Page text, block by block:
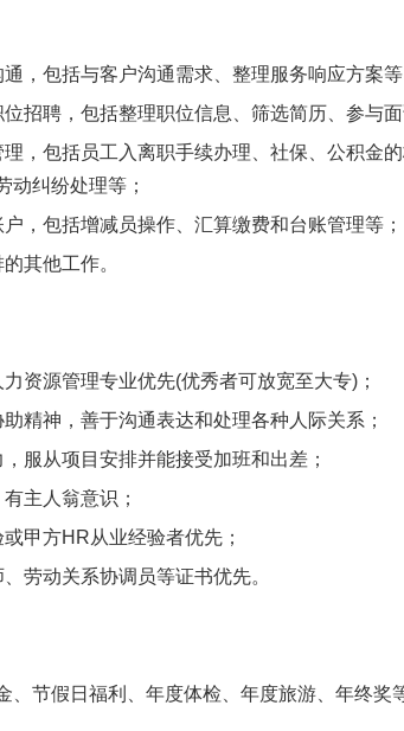
，包括与客户沟通需求、整理服务响应方案等
招聘，包括整理职位信息、筛选简历、参与面
，包括员工入离职手续办理、社保、公积金
动纠纷处理等；
，包括增减员操作、汇算缴费和台账管理等；
其他工作。
资源管理专业优先(优秀者可放宽至大专)；
精神，善于沟通表达和处理各种人际关系；
服从项目安排并能接受加班和出差；
主人翁意识；
甲方HR从业经验者优先；
劳动关系协调员等证书优先。
、节假日福利、年度体检、年度旅游、年终奖